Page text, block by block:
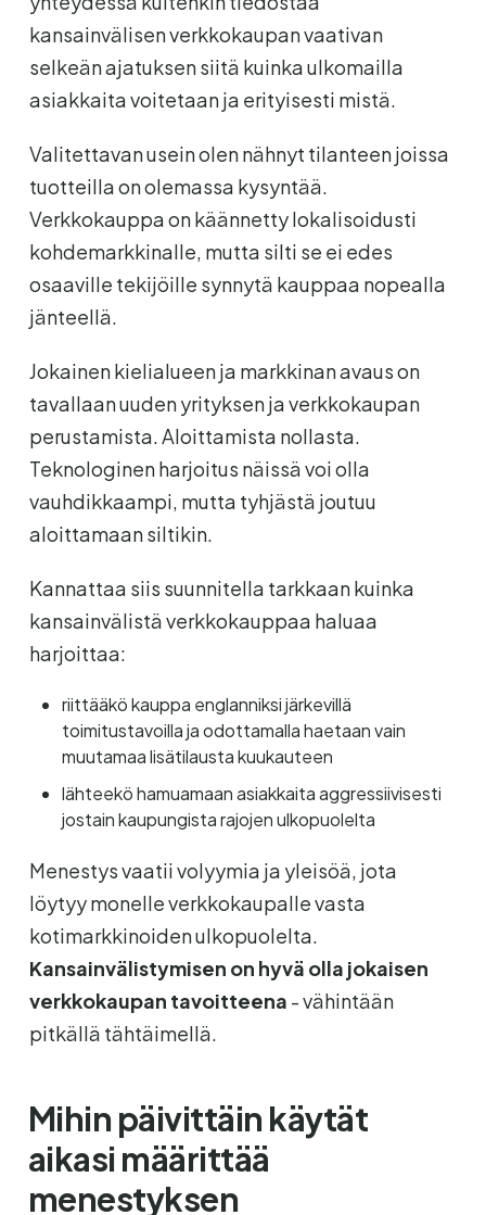
kansainvälisen verkkokaupan vaativan
selkeän ajatuksen siitä kuinka ulkomailla
asiakkaita voitetaan ja erityisesti mistä.
Valitettavan usein olen nähnyt tilanteen joissa
tuotteilla on olemassa kysyntää.
Verkkokauppa on käännetty lokalisoidusti
kohdemarkkinalle, mutta silti se ei edes
osaaville tekijöille synnytä kauppaa nopealla
jänteellä.
Jokainen kielialueen ja markkinan avaus on
tavallaan uuden yrityksen ja verkkokaupan
perustamista. Aloittamista nollasta.
Teknologinen harjoitus näissä voi olla
vauhdikkaampi, mutta tyhjästä joutuu
aloittamaan siltikin.
Kannattaa siis suunnitella tarkkaan kuinka
kansainvälistä verkkokauppaa haluaa
harjoittaa:
riittääkö kauppa englanniksi järkevillä
toimitustavoilla ja odottamalla haetaan vain
muutamaa lisätilausta kuukauteen
lähteekö hamuamaan asiakkaita aggressiivisesti
jostain kaupungista rajojen ulkopuolelta
Menestys vaatii volyymia ja yleisöä, jota
löytyy monelle verkkokaupalle vasta
kotimarkkinoiden ulkopuolelta.
Kansainvälistymisen on hyvä olla jokaisen
verkkokaupan tavoitteena - vähintään
pitkällä tähtäimellä.
Mihin päivittäin käytät
aikasi määrittää
menestyksen